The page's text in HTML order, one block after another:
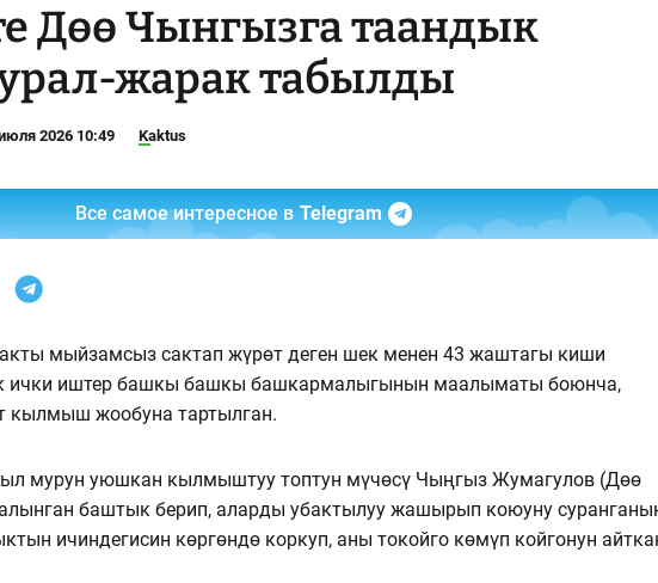
Дөө Чынгызга таандык
жарак табылды
2026 10:49 Kaktus
Все самое интересное в Telegram
мыйзамсыз сактап жүрөт деген шек менен 43 жаштагы киши
иштер башкы башкы башкармалыгынын маалыматы боюнча,
кылмыш жообуна тартылган.
мурун уюшкан кылмыштуу топтун мүчөсү Чыңгыз Жумагулов (Дөө
баштык берип, аларды убактылуу жашырып коюуну
ичиндегисин көргөндө коркуп, аны токойго көмүп койгонун